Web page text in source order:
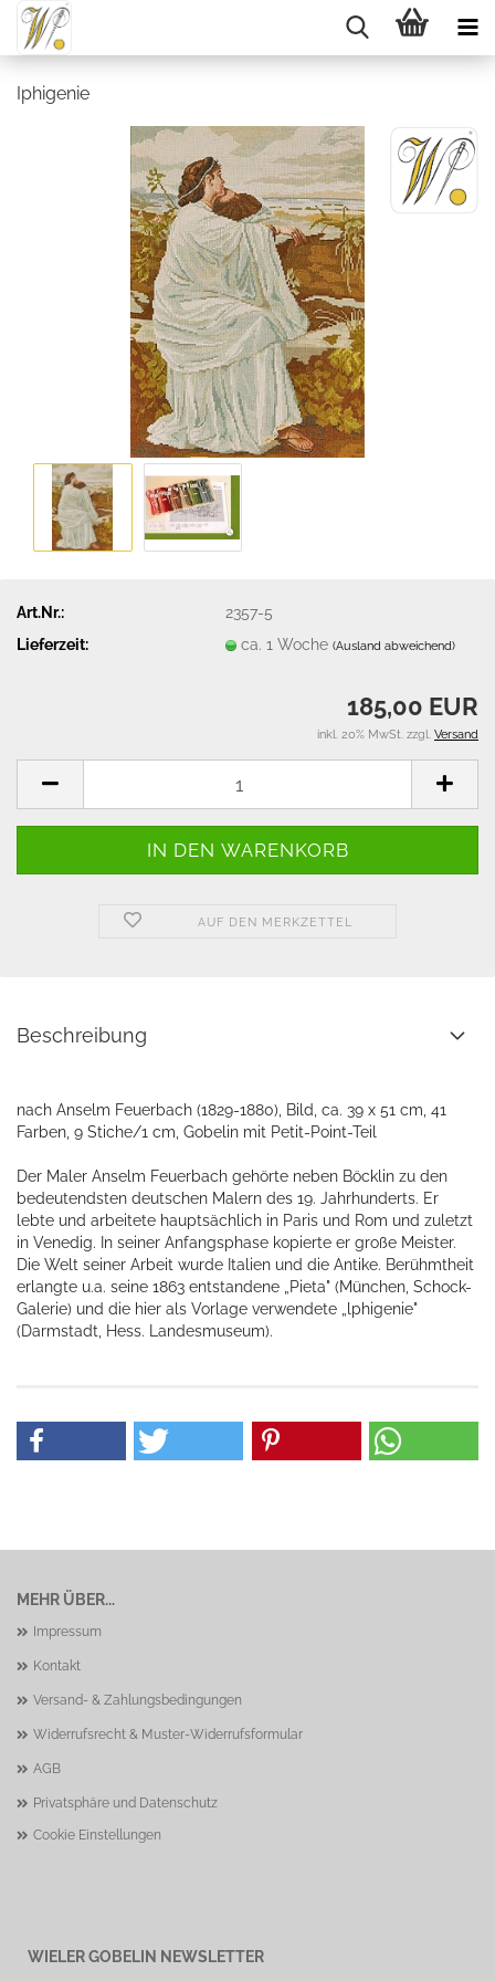
Iphigenie
Art.Nr.:
2357-5
Lieferzeit:
ca. 1 Woche(Ausland abweichend)
185,00 EUR
inkl. 20% MwSt. zzgl. Versand
AUF DEN MERKZETTEL
Beschreibung
nach Anselm Feuerbach (1829-1880), Bild, ca. 39 x 51 cm, 41
Farben, 9 Stiche/1 cm, Gobelin mit Petit-Point-Teil
Der Maler Anselm Feuerbach gehörte neben Böcklin zu den
bedeutendsten deutschen Malern des 19. Jahrhunderts. Er
lebte und arbeitete hauptsächlich in Paris und Rom und zuletzt
in Venedig. In seiner Anfangsphase kopierte er große Meister.
Die Welt seiner Arbeit wurde Italien und die Antike. Berühmtheit
erlangte u.a. seine 1863 entstandene „Pieta" (München, Schock-
Galerie) und die hier als Vorlage verwendete „lphigenie"
(Darmstadt, Hess. Landesmuseum).
MEHR ÜBER...
Impressum
Kontakt
Versand- & Zahlungsbedingungen
Widerrufsrecht & Muster-Widerrufsformular
AGB
Privatsphäre und Datenschutz
Cookie Einstellungen
WIELER GOBELIN NEWSLETTER